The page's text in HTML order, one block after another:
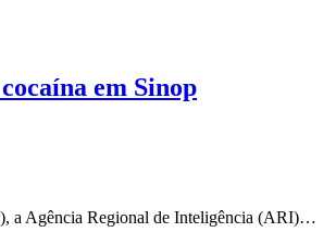
em Sinop
a Agência Regional de Inteligência (ARI)…